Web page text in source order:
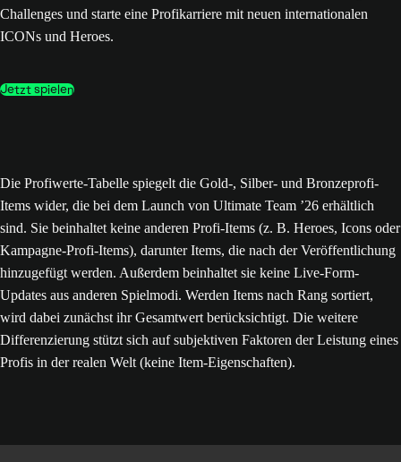
Challenges und starte eine Profikarriere mit neuen internationalen
ICONs und Heroes.
Jetzt spielen
Die Profiwerte-Tabelle spiegelt die Gold-, Silber- und Bronzeprofi-
Items wider, die bei dem Launch von Ultimate Team ’26 erhältlich
sind. Sie beinhaltet keine anderen Profi-Items (z. B. Heroes, Icons oder
Kampagne-Profi-Items), darunter Items, die nach der Veröffentlichung
hinzugefügt werden. Außerdem beinhaltet sie keine Live-Form-
Updates aus anderen Spielmodi. Werden Items nach Rang sortiert,
wird dabei zunächst ihr Gesamtwert berücksichtigt. Die weitere
Differenzierung stützt sich auf subjektiven Faktoren der Leistung eines
Profis in der realen Welt (keine Item-Eigenschaften).